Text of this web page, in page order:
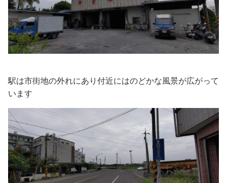
駅は市街地の外れにあり付近にはのどかな風景が広がって
います